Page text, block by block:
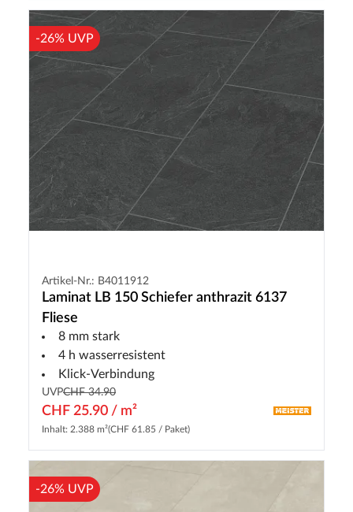
-26% UVP
Artikel-Nr.: B4011912
Laminat LB 150 Schiefer anthrazit 6137
Fliese
8 mm stark
4 h wasserresistent
Klick-Verbindung
UVPCHF 34.90
CHF 25.90 / m²
Inhalt: 2.388 m²(CHF 61.85 / Paket)
-26% UVP